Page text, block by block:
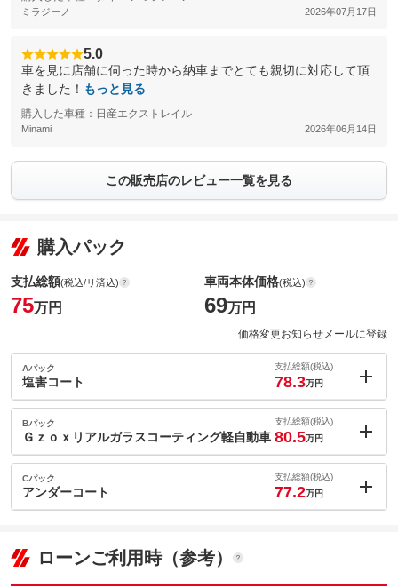
ミラジーノ 2026年07月17日
5.0
車を見に店舗に伺った時から納車までとても親切に対応して頂
きました！ もっと見る
購入した車種：日産エクストレイル
Minami 2026年06月14日
この販売店のレビュー一覧を見る
購入パック
支払総額(税込/リ済込)
75万円
車両本体価格(税込)
69万円
価格変更お知らせメールに登録
Aパック
塩害コート
支払総額(税込)
78.3万円
内：オプシ
ョン価格
(税込)
車両本体価
69万円
Bパック
Ｇｚｏｘリアルガラスコーティング軽自動車
支払総額(税込)
80.5万円
内：オプシ
ョン価格
(税込)
車両本体価
パック内容
Cパック
アンダーコート
支払総額(税込)
77.2万円
車両本体価ローンご利用時（参考）